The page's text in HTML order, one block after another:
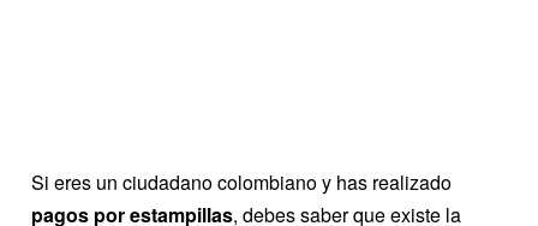
Si eres un ciudadano colombiano y has realizado
pagos por estampillas, debes saber que existe la